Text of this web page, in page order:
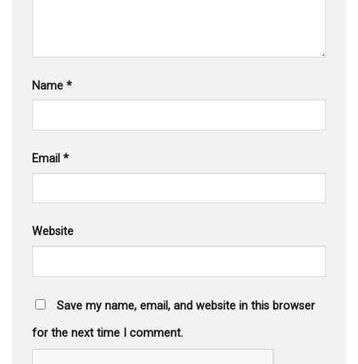
Name *
Email *
Website
Save my name, email, and website in this browser
for the next time I comment.